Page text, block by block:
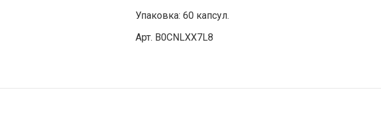
Упаковка: 60 капсул.
Арт. ‎B0CNLXX7L8